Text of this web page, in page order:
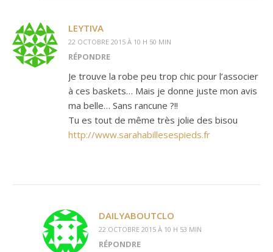
LEYTIVA
22 OCTOBRE 2015 À 10 H 50 MIN
RÉPONDRE
Je trouve la robe peu trop chic pour l’associer
à ces baskets… Mais je donne juste mon avis
ma belle… Sans rancune ?!!
Tu es tout de même très jolie des bisou
http://www.sarahabillesespieds.fr
DAILYABOUTCLO
22 OCTOBRE 2015 À 10 H 53 MIN
RÉPONDRE